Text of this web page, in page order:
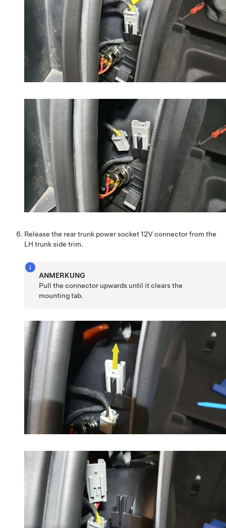
Release the rear trunk power socket 12V connector from the
LH trunk side trim.
ANMERKUNG
Pull the connector upwards until it clears the
mounting tab.